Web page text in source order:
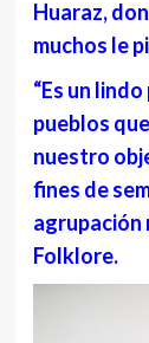
Huaraz,
muchos le
“Es un
pueblos
nuestro
fines de
agrupación
Folklore.